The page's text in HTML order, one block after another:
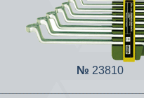
№ 23810